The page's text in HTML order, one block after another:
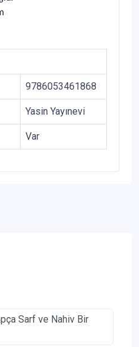
9786053461868
Yasin Yayınevi
Var
Sarf ve Nahiv Bir